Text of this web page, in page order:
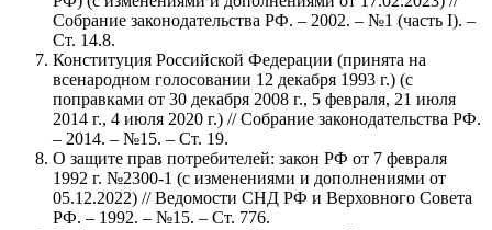
Собрание законодательства РФ. – 2002. – №1 (часть I). –
Ст. 14.8.
Конституция Российской Федерации (принята на
всенародном голосовании 12 декабря 1993 г.) (с
поправками от 30 декабря 2008 г., 5 февраля, 21 июля
2014 г., 4 июля 2020 г.) // Собрание законодательства РФ.
– 2014. – №15. – Ст. 19.
О защите прав потребителей: закон РФ от 7 февраля
1992 г. №2300-1 (с изменениями и дополнениями от
05.12.2022) // Ведомости СНД РФ и Верховного Совета
РФ. – 1992. – №15. – Ст. 776.